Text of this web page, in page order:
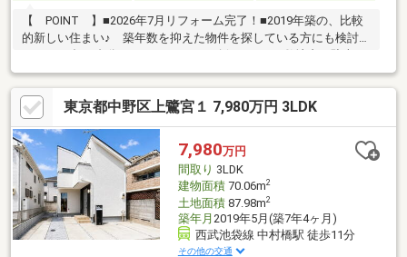
【 POINT 】■2026年7月リフォーム完了！■2019年築の、比較
的新しい住まい♪ 築年数を抑えた物件を探している方にも検討し
可能◎■全居室収納＋屋根裏収納で家族の荷物をすっきり整理し
やすい住まい【 AREA 】■2駅2路線利用可能！ 池袋方面と高
田馬場・西武新宿方面へつながり 行き先に合わせて使い分けや
すい立地です♪■中村橋駅前に広がるサンツ中村橋商店街♪ 日々
の買い物や外食に加え地域で親しまれる阿波おどりなどのイベン
トも楽しめます！■小学校目の前！ お子さまがいるご家庭にも
安心感のある環境です♪
東京都中野区上鷺宮１ 7,980万円 3LDK
7,980万円
間取り 3LDK
建物面積70.06m2
土地面積87.98m2
築年月 2019年5月(築7年4ヶ月)
西武池袋線 中村橋駅 徒歩11分
その他の交通